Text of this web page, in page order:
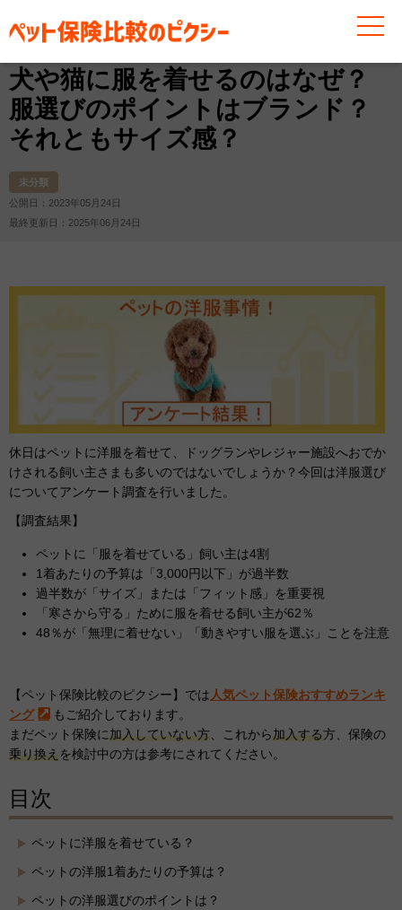
お役立ち情報 未分類 犬や猫に服を着せるのはなぜ？
犬や猫に服を着せるのはなぜ？
服選びのポイントはブランド？
それともサイズ感？
未分類
公開日：2023年05月24日
最終更新日：2025年06月24日
休日はペットに洋服を着せて、ドッグランやレジャー施設へおでか
けされる飼い主さまも多いのではないでしょうか？今回は洋服選び
についてアンケート調査を行いました。
【調査結果】
ペットに「服を着せている」飼い主は4割
1着あたりの予算は「3,000円以下」が過半数
過半数が「サイズ」または「フィット感」を重要視
「寒さから守る」ために服を着せる飼い主が62％
48％が「無理に着せない」「動きやすい服を選ぶ」ことを注意
【ペット保険比較のピクシー】では人気ペット保険おすすめランキ
ング
もご紹介しております。
まだペット保険に加入していない方、これから加入する方、保険の
乗り換えを検討中の方は参考にされてください。
目次
ペットに洋服を着せている？
ペットの洋服1着あたりの予算は？
ペットの洋服選びのポイントは？